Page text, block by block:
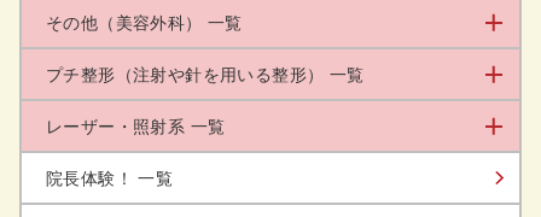
その他（美容外科） 一覧
プチ整形（注射や針を用いる整形） 一覧
レーザー・照射系 一覧
院長体験！ 一覧